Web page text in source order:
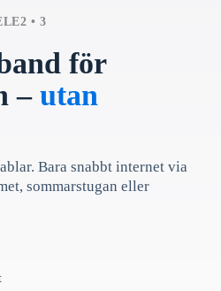
• 3
för
– utan
Bara snabbt internet via
sommarstugan eller